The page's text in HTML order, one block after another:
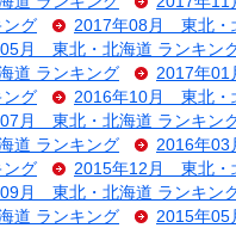
グ
2017年08月 東北・
月 東北・北海道 ランキン
道 ランキング
2017年
グ
2016年10月 東北・
月 東北・北海道 ランキン
道 ランキング
2016年
グ
2015年12月 東北・
月 東北・北海道 ランキン
道 ランキング
2015年